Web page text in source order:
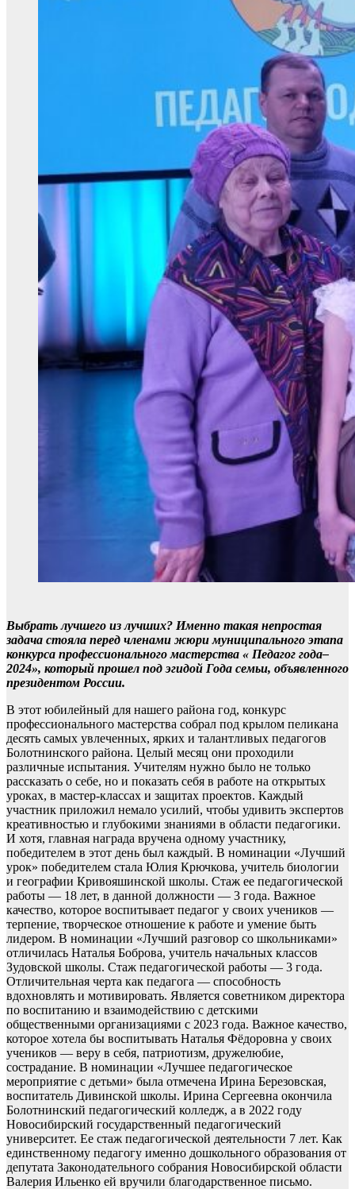
Выбрать лучшего из лучших? Именно такая непростая
задача стояла перед членами жюри муниципального этапа
конкурса профессионального мастерства « Педагог года–
2024», который прошел под эгидой Года семьи, объявленного
президентом России.
В этот юбилейный для нашего района год, конкурс
профессионального мастерства собрал под крылом пеликана
десять самых увлеченных, ярких и талантливых педагогов
Болотнинского района. Целый месяц они проходили
различные испытания. Учителям нужно было не только
рассказать о себе, но и показать себя в работе на открытых
уроках, в мастер-классах и защитах проектов. Каждый
участник приложил немало усилий, чтобы удивить экспертов
креативностью и глубокими знаниями в области педагогики.
И хотя, главная награда вручена одному участнику,
победителем в этот день был каждый. В номинации «Лучший
урок» победителем стала Юлия Крючкова, учитель биологии
и географии Кривояшинской школы. Стаж ее педагогической
работы — 18 лет, в данной должности — 3 года. Важное
качество, которое воспитывает педагог у своих учеников —
терпение, творческое отношение к работе и умение быть
лидером. В номинации «Лучший разговор со школьниками»
отличилась Наталья Боброва, учитель начальных классов
Зудовской школы. Стаж педагогической работы — 3 года.
Отличительная черта как педагога — способность
вдохновлять и мотивировать. Является советником директора
по воспитанию и взаимодействию с детскими
общественными организациями с 2023 года. Важное качество,
которое хотела бы воспитывать Наталья Фёдоровна у своих
учеников — веру в себя, патриотизм, дружелюбие,
сострадание. В номинации «Лучшее педагогическое
мероприятие с детьми» была отмечена Ирина Березовская,
воспитатель Дивинской школы. Ирина Сергеевна окончила
Болотнинский педагогический колледж, а в 2022 году
Новосибирский государственный педагогический
университет. Ее стаж педагогической деятельности 7 лет. Как
единственному педагогу именно дошкольного образования от
депутата Законодательного собрания Новосибирской области
Валерия Ильенко ей вручили благодарственное письмо.